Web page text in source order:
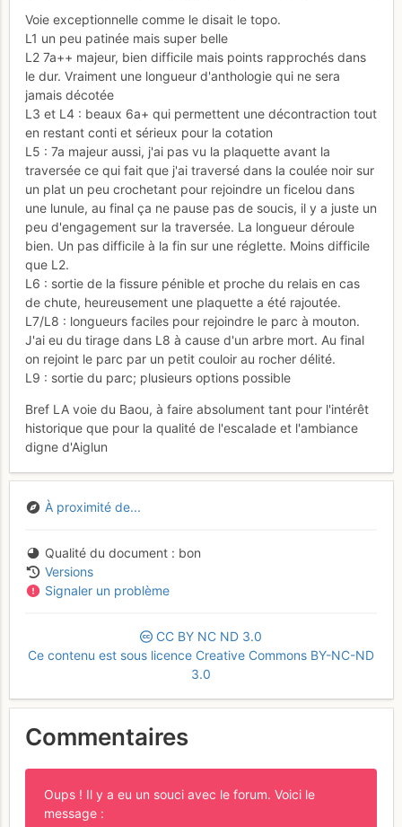
Voie exceptionnelle comme le disait le topo.
L1 un peu patinée mais super belle
L2 7a++ majeur, bien difficile mais points rapprochés dans
le dur. Vraiment une longueur d'anthologie qui ne sera
jamais décotée
L3 et L4 : beaux 6a+ qui permettent une décontraction tout
en restant conti et sérieux pour la cotation
L5 : 7a majeur aussi, j'ai pas vu la plaquette avant la
traversée ce qui fait que j'ai traversé dans la coulée noir sur
un plat un peu crochetant pour rejoindre un ficelou dans
une lunule, au final ça ne pause pas de soucis, il y a juste un
peu d'engagement sur la traversée. La longueur déroule
bien. Un pas difficile à la fin sur une réglette. Moins difficile
que L2.
L6 : sortie de la fissure pénible et proche du relais en cas
de chute, heureusement une plaquette a été rajoutée.
L7/L8 : longueurs faciles pour rejoindre le parc à mouton.
J'ai eu du tirage dans L8 à cause d'un arbre mort. Au final
on rejoint le parc par un petit couloir au rocher délité.
L9 : sortie du parc; plusieurs options possible
Bref LA voie du Baou, à faire absolument tant pour l'intérêt
historique que pour la qualité de l'escalade et l'ambiance
digne d'Aiglun
À proximité de...
Qualité du document
bon
Versions
Signaler un problème
CC BY NC ND 3.0
Ce contenu est sous licence Creative Commons BY-NC-ND
3.0
Commentaires
Oups ! Il y a eu un souci avec le forum. Voici le
message :